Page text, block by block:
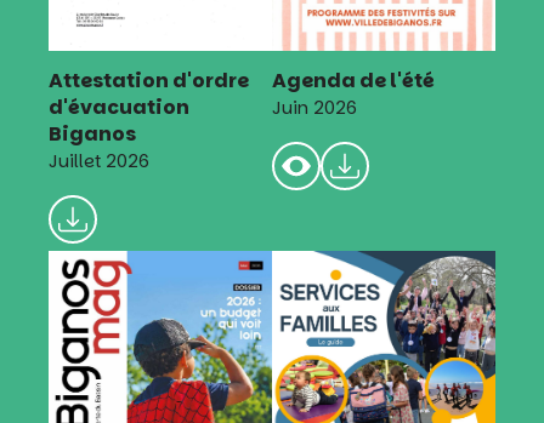
Attestation d'ordre
d'évacuation
Biganos
Juillet 2026
Agenda de l'été
Juin 2026